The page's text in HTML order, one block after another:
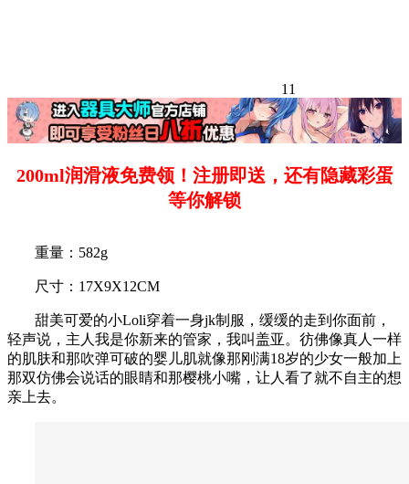
11
200ml润滑液免费领！注册即送，还有隐藏彩蛋
等你解锁
重量：582g
尺寸：17X9X12CM
甜美可爱的小Loli穿着一身jk制服，缓缓的走到你面前，
轻声说，主人我是你新来的管家，我叫盖亚。彷佛像真人一样
的肌肤和那吹弹可破的婴儿肌就像那刚满18岁的少女一般加上
那双仿佛会说话的眼睛和那樱桃小嘴，让人看了就不自主的想
亲上去。